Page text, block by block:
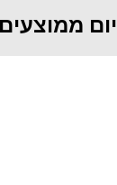
30 יום